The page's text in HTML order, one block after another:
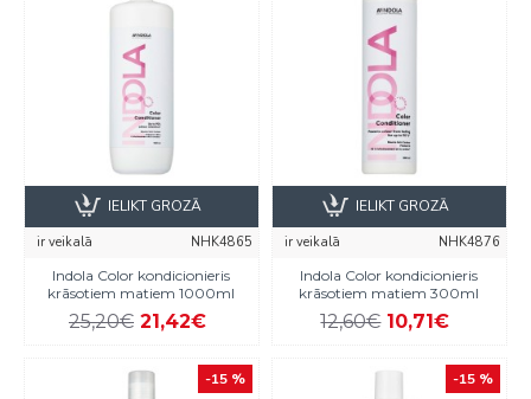
ir veikalā
NHK4865
Indola Color kondicionieris
krāsotiem matiem 1000ml
25,20€ 21,42€
IELIKT GROZĀ
ir veikalā
NHK4876
Indola Color kondicionieris
krāsotiem matiem 300ml
12,60€ 10,71€
IELIKT GROZĀ
-15 % -15 %